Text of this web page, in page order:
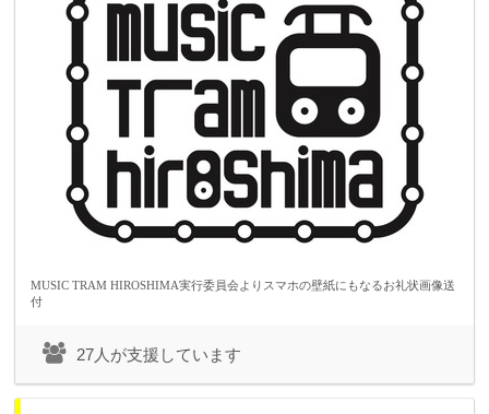
『入場無料にする意味』
巷では「コンサートの広島飛ばし」とよく言われますが、実は音楽の街である広島。
MUSIC TRAM HIROSHIMA実行委員会よりスマホの壁紙にもなるお礼状画像送
付
27人が支援しています